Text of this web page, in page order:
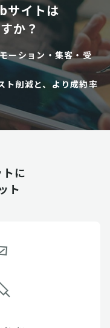
サイトは
か？
ーション・集客・受
ト削減と、より成約率
に
ト